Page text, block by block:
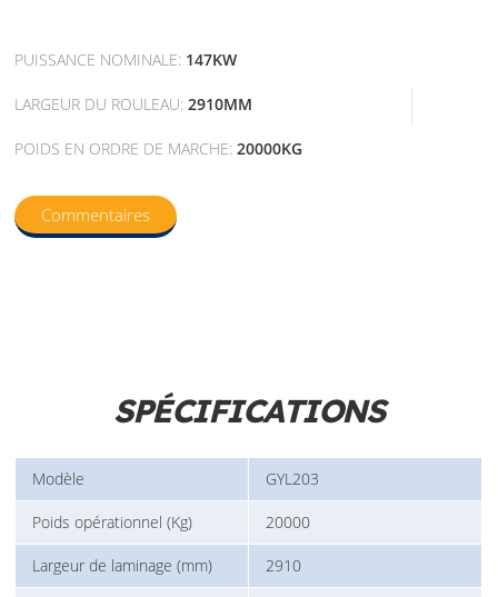
PUISSANCE NOMINALE: 147KW
LARGEUR DU ROULEAU:2910MM
POIDS EN ORDRE DE MARCHE:20000KG
Commentaires
SPÉCIFICATIONS
Modèle GYL203
Poids opérationnel (Kg) 20000
Largeur de laminage (mm) 2910